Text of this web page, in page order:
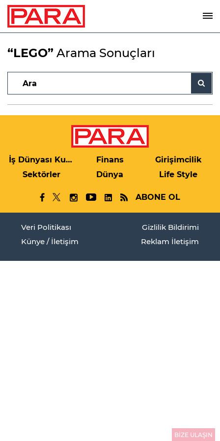
“LEGO” Arama Sonuçları
İş Dünyası Kulis Finans
Girişimcilik
Sektörler
Dünya Life Style
ABONE OL
Veri Politikası
Gizlilik Bildirimi
Künye / İletişim
Reklam İletişim
BİZE ULAŞIN